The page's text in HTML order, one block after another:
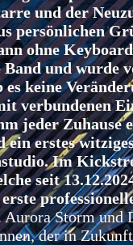
und der
ohne
und wurde
es keine
verbundenen
jeder Zuhause
erstes
Im
seit
Storm
der in